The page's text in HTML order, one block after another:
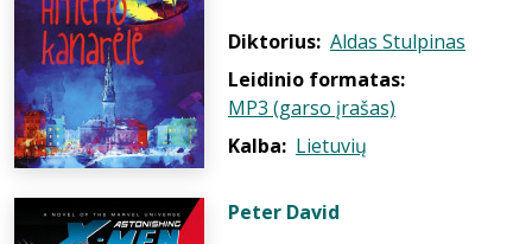
Diktorius: Aldas Stulpinas
Leidinio formatas:
MP3 (garso įrašas)
Kalba: Lietuvių
Peter David